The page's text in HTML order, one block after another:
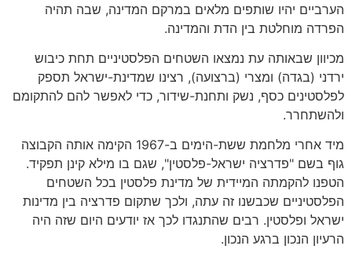
הערביים יהיו שותפים מלאים במרקם המדינה, שבה תהיה
הפרדה מוחלטת בין הדת והמדינה.
מכיוון שבאותה עת נמצאו השטחים הפלסטיניים תחת כיבוש
ירדני (בגדה) ומצרי (ברצועה), רצינו שמדינת-ישראל תספק
לפלסטינים כסף, נשק ותחנת-שידור, כדי לאפשר להם להתקומם
ולהשתחרר.
מיד אחרי מלחמת ששת-הימים ב-1967 הקימה אותה הקבוצה
גוף בשם "פדרציה ישראל-פלסטין", שגם בו מילא קינן תפקיד.
הטפנו להקמתה המיידית של מדינת פלסטין בכל השטחים
הפלסטיניים שכבשנו זה עתה, ולכך שתקום פדרציה בין מדינות
ישראל ופלסטין. רבים שהתנגדו לכך אז יודעים היום שזה היה
הרעיון הנכון ברגע הנכון.